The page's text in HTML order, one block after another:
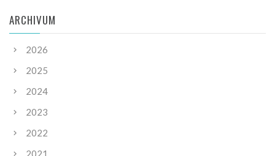
ARCHIVUM
2026
2025
2024
2023
2022
2021